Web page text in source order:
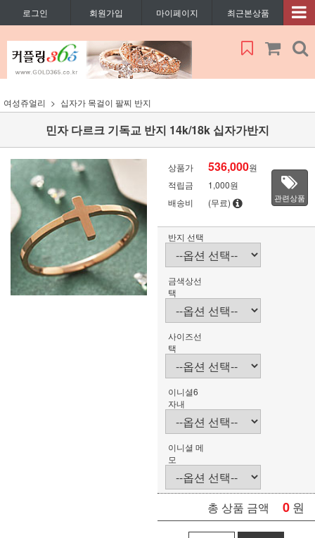
로그인 회원가입 마이페이지 최근본상품
여성쥬얼리 십자가 목걸이 팔찌 반지
민자 다르크 기독교 반지 14k/18k 십자가반지
상품가 536,000원
적립금
1,000원
배송비
(무료) 관련상품
반지 선택
금색상선
택
사이즈선
택
이니셜6
자내
이니셜 메
모
총 상품 금액 0 원